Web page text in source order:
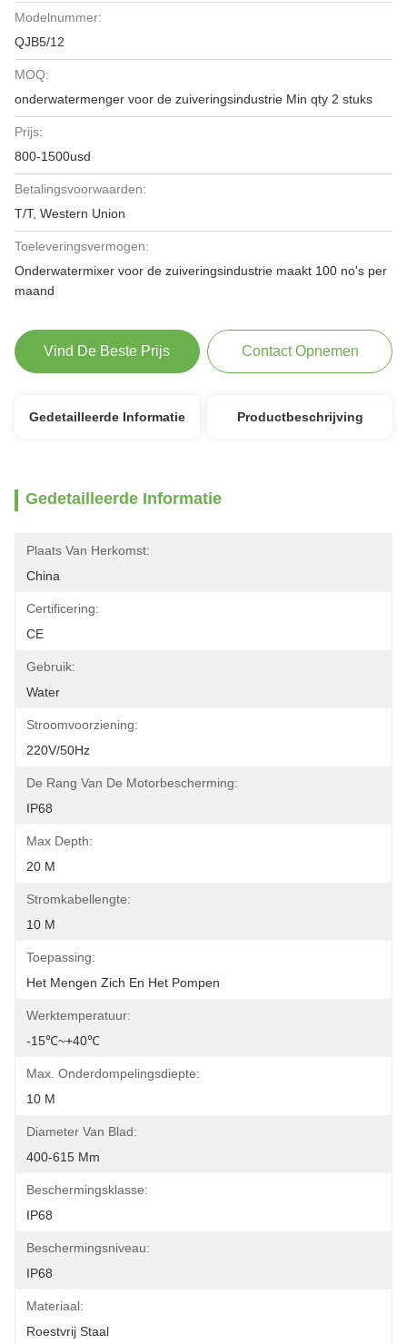
Modelnummer:
QJB5/12
MOQ:
onderwatermenger voor de zuiveringsindustrie Min qty 2 stuks
Prijs:
800-1500usd
Betalingsvoorwaarden:
T/T, Western Union
Toeleveringsvermogen:
Onderwatermixer voor de zuiveringsindustrie maakt 100 no's per
maand
Vind De Beste Prijs Contact Opnemen
Gedetailleerde Informatie Productbeschrijving
Gedetailleerde Informatie
Plaats Van Herkomst:
China
Certificering:
CE
Gebruik:
Water
Stroomvoorziening:
220V/50Hz
De Rang Van De Motorbescherming:
IP68
Max Depth:
20 M
Stromkabellengte:
10 M
Toepassing:
Het Mengen Zich En Het Pompen
Werktemperatuur:
-15℃~+40℃
Max. Onderdompelingsdiepte:
10 M
Diameter Van Blad:
400-615 Mm
Beschermingsklasse:
IP68
Beschermingsniveau:
IP68
Materiaal:
Roestvrij Staal